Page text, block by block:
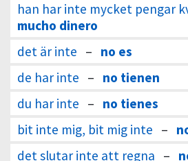
han har inte mycket pengar
mucho dinero
det är inte – no es
de har inte – no tienen
du har inte – no tienes
bit inte mig, bit mig inte –
det slutar inte att regna –